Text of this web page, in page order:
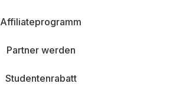
Affiliateprogramm
Partner werden
Studentenrabatt